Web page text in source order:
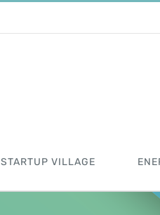
STARTUP VILLAGE